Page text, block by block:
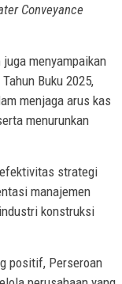
Conveyance
juga menyampaikan
Buku 2025,
menjaga arus kas
menurunkan
strategi
manajemen
konstruksi
positif, Perseroan